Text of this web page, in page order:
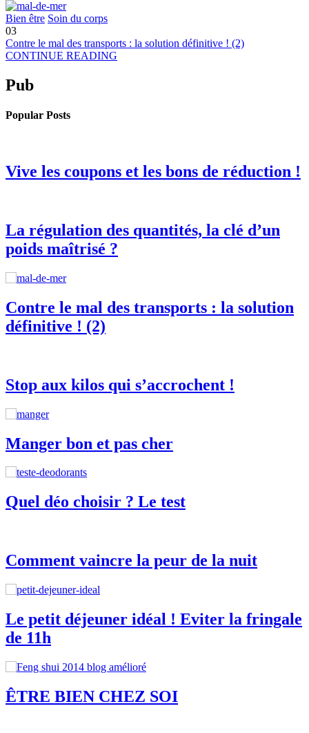
Bien être Soin du corps
03
Contre le mal des transports : la solution définitive ! (2)
CONTINUE READING
Pub
Popular Posts
Vive les coupons et les bons de réduction !
La régulation des quantités, la clé d’un
poids maîtrisé ?
Contre le mal des transports : la solution
définitive ! (2)
Stop aux kilos qui s’accrochent !
Manger bon et pas cher
Quel déo choisir ? Le test
Comment vaincre la peur de la nuit
Le petit déjeuner idéal ! Eviter la fringale
de 11h
ÊTRE BIEN CHEZ SOI